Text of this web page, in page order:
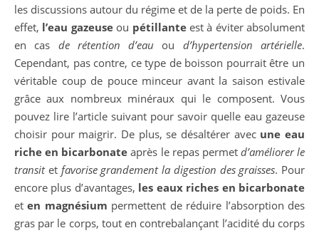
les discussions autour du régime et de la perte de poids. En
effet, l’eau gazeuseou pétillanteest à éviter absolument
en cas de rétention d’eau ou d’hypertension artérielle.
Cependant, pas contre, ce type de boisson pourrait être un
véritable coup de pouce minceur avant la saison estivale
grâce aux nombreux minéraux qui le composent. Vous
pouvez lire l’article suivant pour savoir quelle eau gazeuse
choisir pour maigrir. De plus, se désaltérer avec une eau
riche en bicarbonate après le repas permet d’améliorer le
transitet favorise grandement la digestion des graisses. Pour
encore plus d’avantages, les eaux riches en bicarbonate
eten magnésium permettent de réduire l’absorption des
gras par le corps, tout en contrebalançant l’acidité du corps